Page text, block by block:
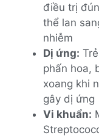
điều trị
thể lan
nhiễm
Dị ứng:
phấn hoa,
xoang khi
gây dị ứng
Vi khuẩn: